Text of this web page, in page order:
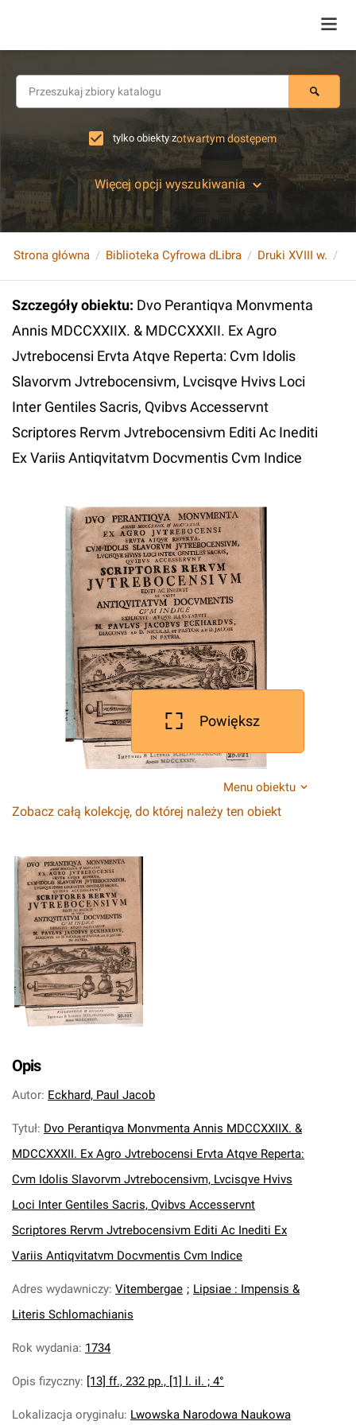
tylko obiekty zotwartym dostępem
Więcej opcji wyszukiwania
Strona główna Biblioteka Cyfrowa dLibra Druki XVIII w.
Szczegóły obiektu: Dvo Perantiqva Monvmenta
Annis MDCCXXIIX. & MDCCXXXII. Ex Agro
Jvtrebocensi Ervta Atqve Reperta: Cvm Idolis
Slavorvm Jvtrebocensivm, Lvcisqve Hvivs Loci
Inter Gentiles Sacris, Qvibvs Accesservnt
Scriptores Rervm Jvtrebocensivm Editi Ac Inediti
Ex Variis Antiqvitatvm Docvmentis Cvm Indice
Powiększ
Menu obiektu
Zobacz całą kolekcję, do której należy ten obiekt
Opis
Autor: Eckhard, Paul Jacob
Tytuł: Dvo Perantiqva Monvmenta Annis MDCCXXIIX. &
MDCCXXXII. Ex Agro Jvtrebocensi Ervta Atqve Reperta:
Cvm Idolis Slavorvm Jvtrebocensivm, Lvcisqve Hvivs
Loci Inter Gentiles Sacris, Qvibvs Accesservnt
Scriptores Rervm Jvtrebocensivm Editi Ac Inediti Ex
Variis Antiqvitatvm Docvmentis Cvm Indice
Adres wydawniczy: Vitembergae ; Lipsiae : Impensis &
Literis Schlomachianis
Rok wydania: 1734
Opis fizyczny: [13] ff., 232 pp., [1] l. il. ; 4°
Lokalizacja oryginału: Lwowska Narodowa Naukowa